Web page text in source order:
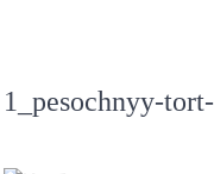
1_pesochnyy-